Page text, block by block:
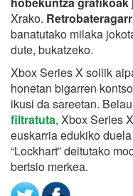
Xrako.
banatutako milaka
dute, bukatzeko.
Xbox Series X soilik
honetan bigarren
ikusi da sareetan.
filtratuta, Xbox Series
euskarria edukiko
“Lockhart” deitutako
bertsio merkea.